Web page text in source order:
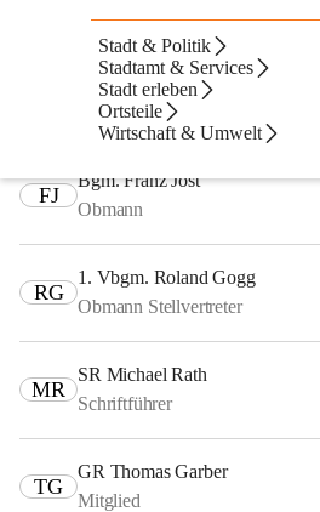
Stadt & Politik
Stadtamt & Services
Stadt erleben
Ortsteile
Wirtschaft & Umwelt
Fachausschüsse
Ausschuss für Finanzen,
FJ
Bgm. Franz Jost
Obmann
RG
1. Vbgm. Roland Gogg
Obmann Stellvertreter
MR
SR Michael Rath
Schriftführer
TG
GR Thomas Garber
Mitglied